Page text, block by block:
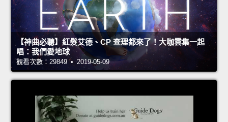
【神曲必聽】紅髮艾德、CP 查理都來了！大咖雲集一起
唱：我們愛地球
觀看次數：29849 • 2019-05-09